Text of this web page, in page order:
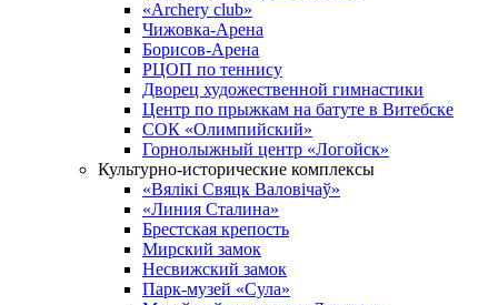
«Archery club»
Чижовка-Арена
Борисов-Арена
РЦОП по теннису
Дворец художественной гимнастики
Центр по прыжкам на батуте в Витебске
СОК «Олимпийский»
Горнолыжный центр «Логойск»
Культурно-исторические комплексы
«Вялікі Свяцк Валовічаў»
«Линия Сталина»
Брестская крепость
Мирский замок
Несвижский замок
Парк-музей «Сула»